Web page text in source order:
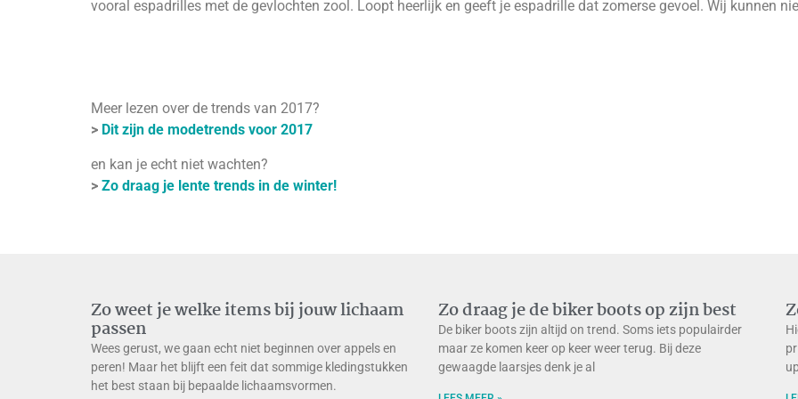
vooral espadrilles met de gevlochten zool. Loopt heerlijk en geeft je espadrille dat zomerse gevoel. Wij kunnen
Meer lezen over de trends van 2017?
> Dit zijn de modetrends voor 2017
en kan je echt niet wachten?
> Zo draag je lente trends in de winter!
Zo weet je welke items bij jouw lichaam
passen
Wees gerust, we gaan echt niet beginnen over appels en
peren! Maar het blijft een feit dat sommige kledingstukken
het best staan bij bepaalde lichaamsvormen.
Zo draag je de biker boots op zijn best
De biker boots zijn altijd on trend. Soms iets populairder
maar ze komen keer op keer weer terug. Bij deze
gewaagde laarsjes denk je al